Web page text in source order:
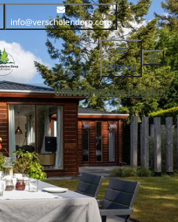
info@verscholendorp.com
Menü
Unbeschwertes Buchen!